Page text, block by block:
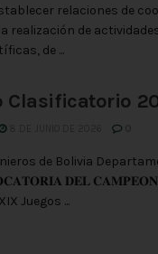
relaciones de
realización de
de ...
Clasificatorio
8 DE JUNIO DE 2026
de Bolivia
𝐃𝐄𝐋
Juegos ...